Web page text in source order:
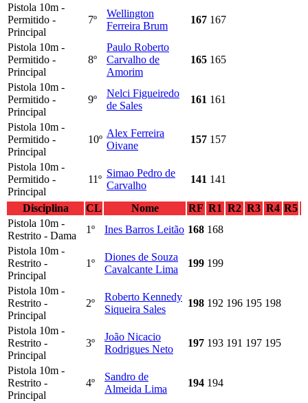
Pistola 10m -
Permitido -
Principal
7º
Wellington
Ferreira Brum
167 167
Pistola 10m -
Permitido -
Principal
8º
Paulo Roberto
Carvalho de
Amorim
165 165
Pistola 10m -
Permitido -
Principal
9º
Nelci Figueiredo
de Sales
161 161
Pistola 10m -
Permitido -
Principal
10º
Alex Ferreira
Oivane
157 157
Pistola 10m -
Permitido -
Principal
11º
Simao Pedro de
Carvalho
141 141
Disciplina CL Nome RF R1 R2 R3 R4 R5
Pistola 10m -
Restrito - Dama
1º Ines Barros Leitão 168 168
Pistola 10m -
Restrito -
Principal
1º
Diones de Souza
Cavalcante Lima
199 199
Pistola 10m -
Restrito -
Principal
2º
Roberto Kennedy
Siqueira Sales
198 192 196 195 198
Pistola 10m -
Restrito -
Principal
3º
João Nicacio
Rodrigues Neto
197 193 191 197 195
Pistola 10m -
Restrito -
Principal
4º
Sandro de
Almeida Lima
194 194